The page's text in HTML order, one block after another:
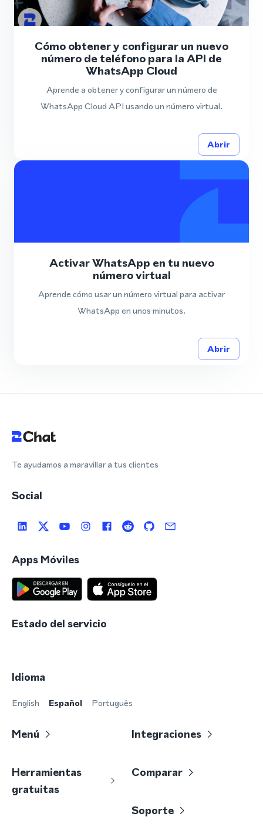
Cómo obtener y configurar un nuevo
número de teléfono para la API de
WhatsApp Cloud
Aprende a obtener y configurar un número de
WhatsApp Cloud API usando un número virtual.
Abrir
Activar WhatsApp en tu nuevo
número virtual
Aprende cómo usar un número virtual para activar
WhatsApp en unos minutos.
Abrir
Te ayudamos a maravillar a tus clientes
Social
Apps Móviles
Estado del servicio
Idioma
English Español Português
Menú Integraciones
Herramientas
gratuitas
Comparar
Soporte